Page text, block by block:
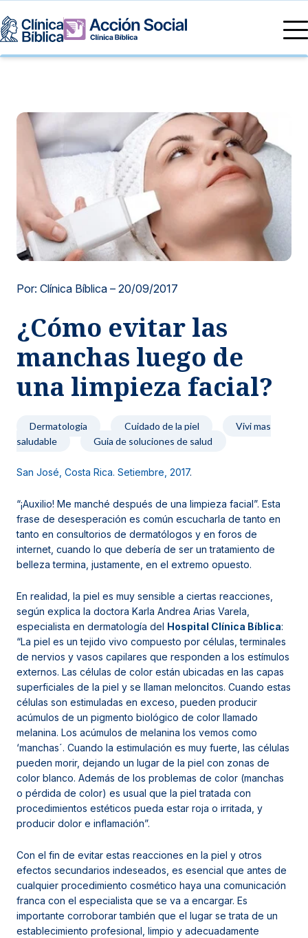
Nuestras especialidades
Centros de Excelencia
Servicios Generales
Servicios 24/7
Servicios Especializados
Otros Servicios
Mi Vida
Información
Información para el Paciente
Sobre nosotros
Investigación, Innovación y Docencia
Sedes
Noticias y blog
Por: Clínica Bíblica – 20/09/2017
¿Cómo evitar las
manchas luego de
una limpieza facial?
Dermatologia Cuidado de la piel
Vivi mas
saludable
Guia de soluciones de salud
San José, Costa Rica. Setiembre, 2017.
“¡Auxilio! Me manché después de una limpieza facial”. Esta
frase de desesperación es común escucharla de tanto en
tanto en consultorios de dermatólogos y en foros de
internet, cuando lo que debería de ser un tratamiento de
belleza termina, justamente, en el extremo opuesto.
En realidad, la piel es muy sensible a ciertas reacciones,
según explica la doctora Karla Andrea Arias Varela,
especialista en dermatología del Hospital Clínica Bíblica:
“La piel es un tejido vivo compuesto por células, terminales
de nervios y vasos capilares que responden a los estímulos
externos. Las células de color están ubicadas en las capas
superficiales de la piel y se llaman meloncitos. Cuando estas
células son estimuladas en exceso, pueden producir
acúmulos de un pigmento biológico de color llamado
melanina. Los acúmulos de melanina los vemos como
‘manchas´. Cuando la estimulación es muy fuerte, las células
pueden morir, dejando un lugar de la piel con zonas de
color blanco. Además de los problemas de color (manchas
o pérdida de color) es usual que la piel tratada con
procedimientos estéticos pueda estar roja o irritada, y
producir dolor e inflamación”.
Con el fin de evitar estas reacciones en la piel y otros
efectos secundarios indeseados, es esencial que antes de
cualquier procedimiento cosmético haya una comunicación
franca con el especialista que se va a encargar. Es
importante corroborar también que el lugar se trata de un
establecimiento profesional, limpio y adecuadamente